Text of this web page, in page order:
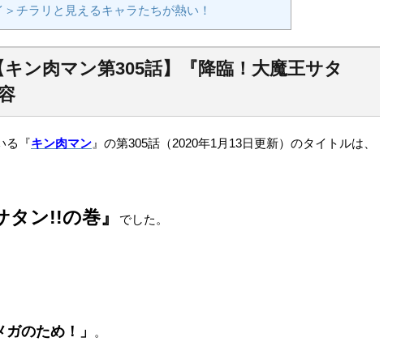
チラリと見えるキャラたちが熱い！
キン肉マン第305話】『降臨！大魔王サタ
る『キン肉マン 』の第305話（2020年1月13日更新）のタイトルは、
タン!!の巻』 でした。
のため！」 。